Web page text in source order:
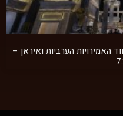
הערביות ואיראן –